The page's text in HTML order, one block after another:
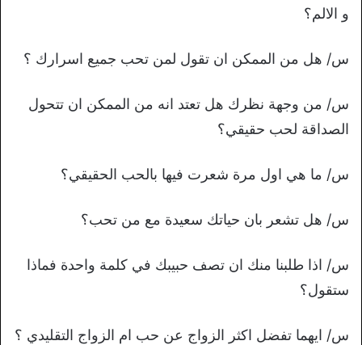
و الالم؟
س/ هل من الممكن ان تقول لمن تحب جميع اسرارك ؟
س/ من وجهة نظرك هل تعتد انه من الممكن ان تتحول
الصداقة لحب حقيقي؟
س/ ما هي اول مرة شعرت فيها بالحب الحقيقي؟
س/ هل تشعر بان حياتك سعيدة مع من تحب؟
س/ اذا طلبنا منك ان تصف حبيبك في كلمة واحدة فماذا
ستقول؟
س/ ايهما تفضل اكثر الزواج عن حب ام الزواج التقليدي ؟